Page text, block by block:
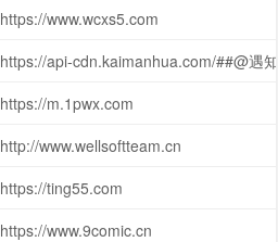
https://www.wcxs5.com
https://api-cdn.kaimanhua.com/##@遇知
https://m.1pwx.com
http://www.wellsoftteam.cn
https://ting55.com
https://www.9comic.cn